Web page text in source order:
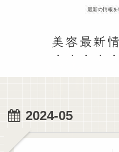
最新の情報を
美容最新
2024-05